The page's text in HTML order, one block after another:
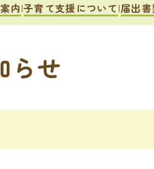
内 子育て支援について 届出
らせ